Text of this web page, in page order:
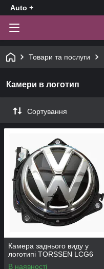
Auto +
Товари та послуги
Камери в логотип
Сортування
Камера заднього виду у
логотипі TORSSEN LCG6
В наявності